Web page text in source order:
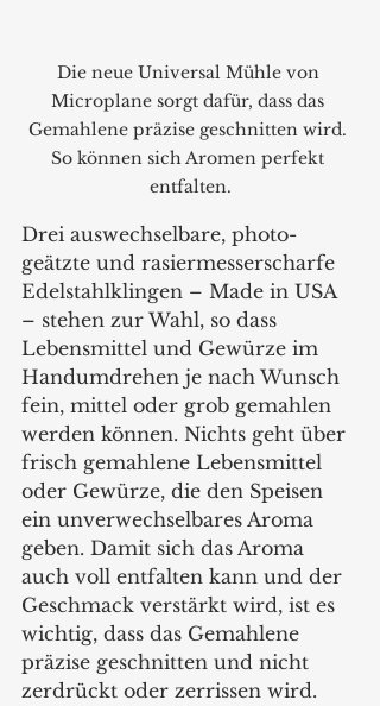
Die neue Universal Mühle von
Microplane sorgt dafür, dass das
Gemahlene präzise geschnitten wird.
So können sich Aromen perfekt
entfalten.
Drei auswechselbare, photo-
geätzte und rasiermesserscharfe
Edelstahlklingen – Made in USA
– stehen zur Wahl, so dass
Lebensmittel und Gewürze im
Handumdrehen je nach Wunsch
fein, mittel oder grob gemahlen
werden können. Nichts geht über
frisch gemahlene Lebensmittel
oder Gewürze, die den Speisen
ein unverwechselbares Aroma
geben. Damit sich das Aroma
auch voll entfalten kann und der
Geschmack verstärkt wird, ist es
wichtig, dass das Gemahlene
präzise geschnitten und nicht
zerdrückt oder zerrissen wird.